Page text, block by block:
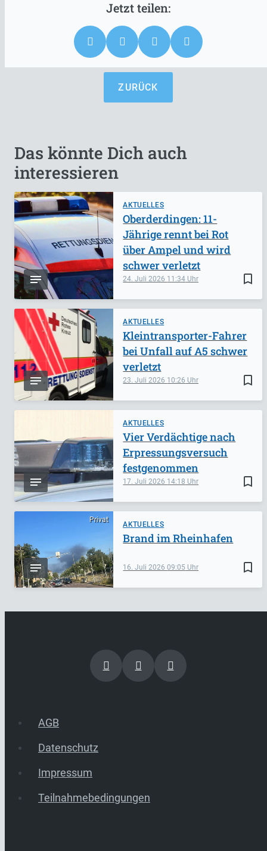
ZURÜCK
Das könnte Dich auch
interessieren
AKTUELLES
bookmark_border
24. Juli 2026 11:34
Oberderdingen: 11-
Jährige rennt bei Rot
über Ampel und wird
schwer verletzt
AKTUELLES
bookmark_border
23. Juli 2026 10:26
Kleintransporter-Fahrer
bei Unfall auf A5 schwer
verletzt
AKTUELLES
bookmark_border
17. Juli 2026 14:18
Vier Verdächtige nach
Erpressungsversuch
festgenommen
Privat
AKTUELLES
bookmark_border
16. Juli 202609:05
Brand im Rheinhafen
AGB
Datenschutz
Impressum
Teilnahmebedingungen